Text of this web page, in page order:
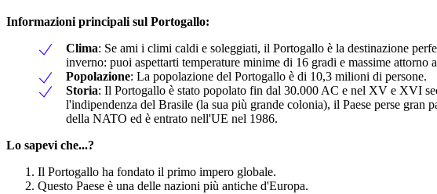
Informazioni principali sul Portogallo:
Clima: Se ami i climi caldi e soleggiati, il Portogallo è la destinazione
inverno: puoi aspettarti temperature minime di 16 gradi e massime attorno
Popolazione: La popolazione del Portogallo è di 10,3 milioni di persone.
Storia: Il Portogallo è stato popolato fin dal 30.000 AC e nel XV e XVI
l'indipendenza del Brasile (la sua più grande colonia), il Paese perse gran
della NATO ed è entrato nell'UE nel 1986.
Lo sapevi che...?
Il Portogallo ha fondato il primo impero globale.
Questo Paese è una delle nazioni più antiche d'Europa.